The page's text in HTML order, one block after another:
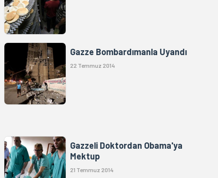
Gazze Bombardımanla Uyandı
22 Temmuz 2014
Gazzeli Doktordan Obama'ya
Mektup
21 Temmuz 2014